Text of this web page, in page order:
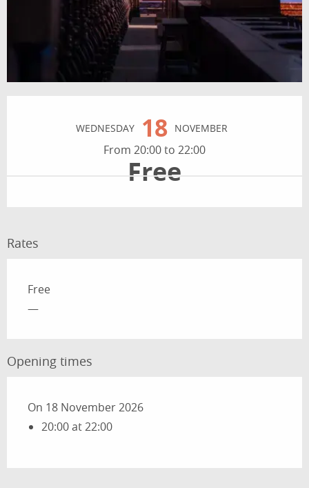
WEDNESDAY 18 NOVEMBER
From 20:00 to 22:00
Free
Rates
Rates 2026
Free
—
Opening times
On 18 November 2026
20:00 at 22:00